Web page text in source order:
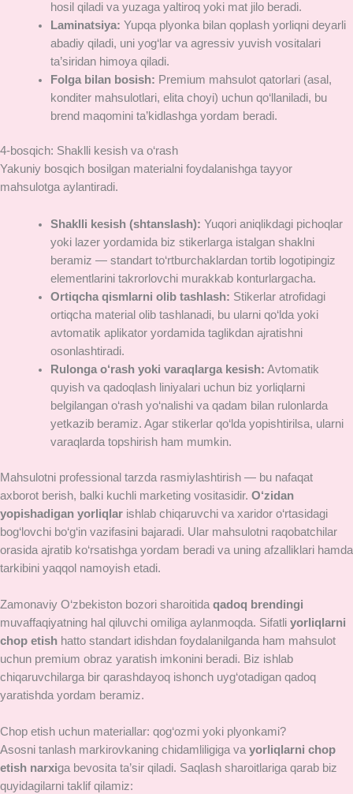
hosil qiladi va yuzaga yaltiroq yoki mat jilo beradi.
Laminatsiya: Yupqa plyonka bilan qoplash yorliqni deyarli
abadiy qiladi, uni yog‘lar va agressiv yuvish vositalari
ta’siridan himoya qiladi.
Folga bilan bosish: Premium mahsulot qatorlari (asal,
konditer mahsulotlari, elita choyi) uchun qo‘llaniladi, bu
brend maqomini ta’kidlashga yordam beradi.
4-bosqich: Shaklli kesish va o‘rash
Yakuniy bosqich bosilgan materialni foydalanishga tayyor
mahsulotga aylantiradi.
Shaklli kesish (shtanslash): Yuqori aniqlikdagi pichoqlar
yoki lazer yordamida biz stikerlarga istalgan shaklni
beramiz — standart to‘rtburchaklardan tortib logotipingiz
elementlarini takrorlovchi murakkab konturlargacha.
Ortiqcha qismlarni olib tashlash: Stikerlar atrofidagi
ortiqcha material olib tashlanadi, bu ularni qo‘lda yoki
avtomatik aplikator yordamida taglikdan ajratishni
osonlashtiradi.
Rulonga o‘rash yoki varaqlarga kesish: Avtomatik
quyish va qadoqlash liniyalari uchun biz yorliqlarni
belgilangan o‘rash yo‘nalishi va qadam bilan rulonlarda
yetkazib beramiz. Agar stikerlar qo‘lda yopishtirilsa, ularni
varaqlarda topshirish ham mumkin.
Mahsulotni professional tarzda rasmiylashtirish — bu nafaqat
axborot berish, balki kuchli marketing vositasidir. O‘zidan
yopishadigan yorliqlar ishlab chiqaruvchi va xaridor o‘rtasidagi
bog‘lovchi bo‘g‘in vazifasini bajaradi. Ular mahsulotni raqobatchilar
orasida ajratib ko‘rsatishga yordam beradi va uning afzalliklari hamda
tarkibini yaqqol namoyish etadi.
Zamonaviy O‘zbekiston bozori sharoitida qadoq brendingi
muvaffaqiyatning hal qiluvchi omiliga aylanmoqda. Sifatli yorliqlarni
chop etish hatto standart idishdan foydalanilganda ham mahsulot
uchun premium obraz yaratish imkonini beradi. Biz ishlab
chiqaruvchilarga bir qarashdayoq ishonch uyg‘otadigan qadoq
yaratishda yordam beramiz.
Chop etish uchun materiallar: qog‘ozmi yoki plyonkami?
Asosni tanlash markirovkaning chidamliligiga vayorliqlarni chop
etish narxiga bevosita ta’sir qiladi. Saqlash sharoitlariga qarab biz
quyidagilarni taklif qilamiz: